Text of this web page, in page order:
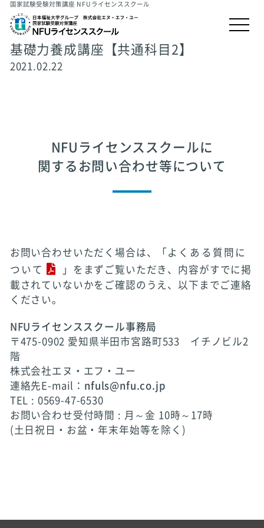
国家試験受験対策講座 NFUライセンススクール
基礎力養成講座【共通科目2】
2021.02.22
NFUライセンススクールに
関するお問い合わせ等について
お問い合わせいただく場合は、「 よくある質問に
ついて
」をまずご覧いただき、内容がすでに掲
載されていないかをご確認のうえ、以下までご連絡
ください。
NFUライセンススクール事務局
〒475-0902 愛知県半田市宮路町533 イチノビル2
階
株式会社エヌ・エフ・ユー
連絡先E-mail： nfuls@nfu.co.jp
TEL : 0569-47-6530
お問い合わせ受付時間 : 月～金 10時～17時
(土日祝日・お盆・年末年始等を除く)